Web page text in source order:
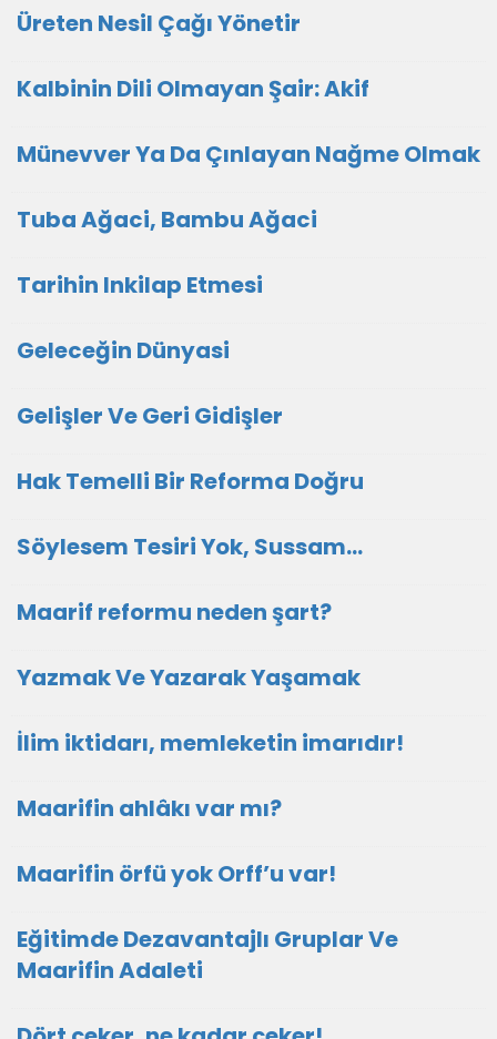
Üreten Nesil Çağı Yönetir
Kalbinin Dili Olmayan Şair: Akif
Münevver Ya Da Çınlayan Nağme Olmak
Tuba Ağaci, Bambu Ağaci
Tarihin Inkilap Etmesi
Geleceğin Dünyasi
Gelişler Ve Geri Gidişler
Hak Temelli Bir Reforma Doğru
Söylesem Tesiri Yok, Sussam…
Maarif reformu neden şart?
Yazmak Ve Yazarak Yaşamak
İlim iktidarı, memleketin imarıdır!
Maarifin ahlâkı var mı?
Maarifin örfü yok Orff’u var!
Eğitimde Dezavantajlı Gruplar Ve
Maarifin Adaleti